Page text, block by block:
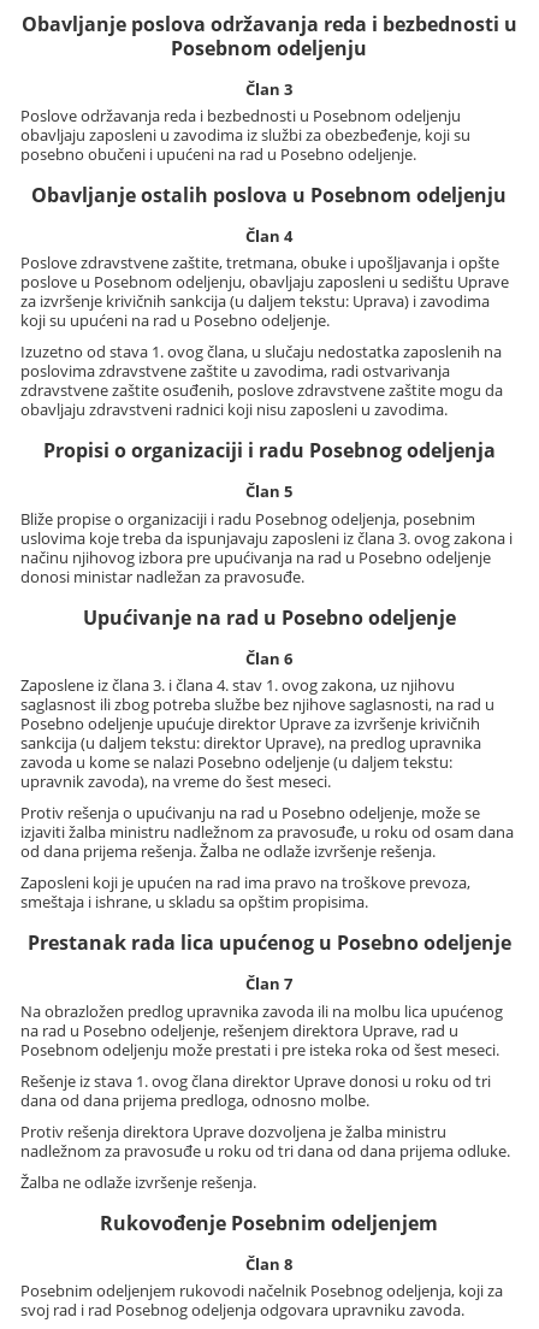
Obavljanje poslova održavanja reda i bezbednosti u
Posebnom odeljenju
Član 3
Poslove održavanja reda i bezbednosti u Posebnom odeljenju
obavljaju zaposleni u zavodima iz službi za obezbeđenje, koji su
posebno obučeni i upućeni na rad u Posebno odeljenje.
Obavljanje ostalih poslova u Posebnom odeljenju
Član 4
Poslove zdravstvene zaštite, tretmana, obuke i upošljavanja i opšte
poslove u Posebnom odeljenju, obavljaju zaposleni u sedištu Uprave
za izvršenje krivičnih sankcija (u daljem tekstu: Uprava) i zavodima
koji su upućeni na rad u Posebno odeljenje.
Izuzetno od stava 1. ovog člana, u slučaju nedostatka zaposlenih na
poslovima zdravstvene zaštite u zavodima, radi ostvarivanja
zdravstvene zaštite osuđenih, poslove zdravstvene zaštite mogu da
obavljaju zdravstveni radnici koji nisu zaposleni u zavodima.
Propisi o organizaciji i radu Posebnog odeljenja
Član 5
Bliže propise o organizaciji i radu Posebnog odeljenja, posebnim
uslovima koje treba da ispunjavaju zaposleni iz člana 3. ovog zakona i
načinu njihovog izbora pre upućivanja na rad u Posebno odeljenje
donosi ministar nadležan za pravosuđe.
Upućivanje na rad u Posebno odeljenje
Član 6
Zaposlene iz člana 3. i člana 4. stav 1. ovog zakona, uz njihovu
saglasnost ili zbog potreba službe bez njihove saglasnosti, na rad u
Posebno odeljenje upućuje direktor Uprave za izvršenje krivičnih
sankcija (u daljem tekstu: direktor Uprave), na predlog upravnika
zavoda u kome se nalazi Posebno odeljenje (u daljem tekstu:
upravnik zavoda), na vreme do šest meseci.
Protiv rešenja o upućivanju na rad u Posebno odeljenje, može se
izjaviti žalba ministru nadležnom za pravosuđe, u roku od osam dana
od dana prijema rešenja. Žalba ne odlaže izvršenje rešenja.
Zaposleni koji je upućen na rad ima pravo na troškove prevoza,
smeštaja i ishrane, u skladu sa opštim propisima.
Prestanak rada lica upućenog u Posebno odeljenje
Član 7
Na obrazložen predlog upravnika zavoda ili na molbu lica upućenog
na rad u Posebno odeljenje, rešenjem direktora Uprave, rad u
Posebnom odeljenju može prestati i pre isteka roka od šest meseci.
Rešenje iz stava 1. ovog člana direktor Uprave donosi u roku od tri
dana od dana prijema predloga, odnosno molbe.
Protiv rešenja direktora Uprave dozvoljena je žalba ministru
nadležnom za pravosuđe u roku od tri dana od dana prijema odluke.
Žalba ne odlaže izvršenje rešenja.
Rukovođenje Posebnim odeljenjem
Član 8
Posebnim odeljenjem rukovodi načelnik Posebnog odeljenja, koji za
svoj rad i rad Posebnog odeljenja odgovara upravniku zavoda.